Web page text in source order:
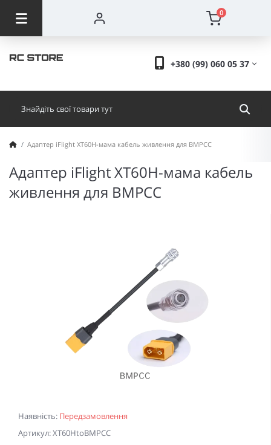
0
+380 (99) 060 05 37
Адаптер iFlight XT60H-мама кабель живлення для BMPCC
Адаптер iFlight XT60H-мама кабель
живлення для BMPCC
Наявність: Передзамовлення
Артикул: XT60HtoBMPCC